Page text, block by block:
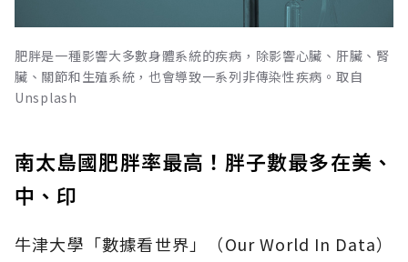
肥胖是一種影響大多數身體系統的疾病，除影響心臟、肝臟、腎
臟、關節和生殖系統，也會導致一系列非傳染性疾病。取自
Unsplash
南太島國肥胖率最高！胖子數最多在美、
中、印
牛津大學「數據看世界」（Our World In Data）